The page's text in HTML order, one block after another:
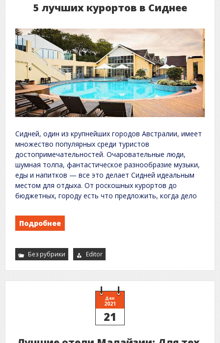
5 лучших курортов в Сиднее
Сидней, один из крупнейших городов Австралии, имеет
множество популярных среди туристов
достопримечательностей. Очаровательные люди,
шумная толпа, фантастическое разнообразие музыки,
еды и напитков — все это делает Сидней идеальным
местом для отдыха. От роскошных курортов до
бюджетных, городу есть что предложить, когда дело
Подробнее
Без рубрики Editor
Дек
2021
21